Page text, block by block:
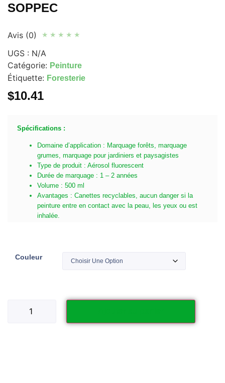
SOPPEC
Avis (0) ★ ★ ★ ★ ★
UGS : N/A
Catégorie: Peinture
Étiquette: Foresterie
$10.41
Spécifications :
Domaine d’application : Marquage forêts, marquage
grumes, marquage pour jardiniers et paysagistes
Type de produit : Aérosol fluorescent
Durée de marquage : 1 – 2 années
Volume : 500 ml
Avantages : Canettes recyclables, aucun danger si la
peinture entre en contact avec la peau, les yeux ou est
inhalée.
Couleur